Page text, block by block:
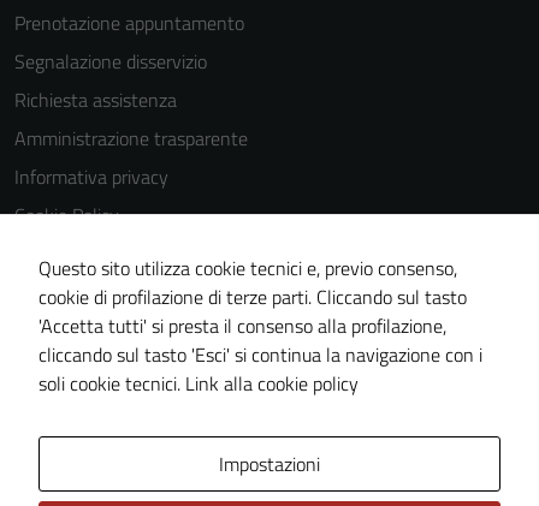
Prenotazione appuntamento
Segnalazione disservizio
Richiesta assistenza
Amministrazione trasparente
Informativa privacy
Cookie Policy
Note legali
Dichiarazione di accessibilità
Piano di miglioramento del sito
Statistiche sito web
Questo sito utilizza cookie tecnici e, previo consenso,
cookie di profilazione di terze parti. Cliccando sul tasto
'Accetta tutti' si presta il consenso alla profilazione,
cliccando sul tasto 'Esci' si continua la navigazione con i
soli cookie tecnici. Link alla cookie policy
Impostazioni